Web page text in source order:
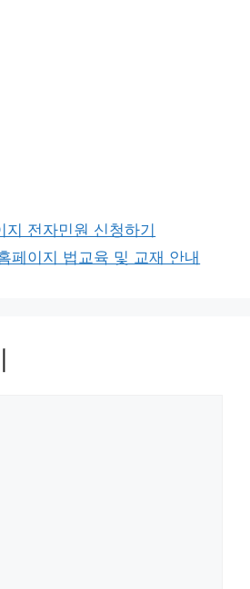
지 전자민원 신청하기
페이지 법교육 및 교재 안내